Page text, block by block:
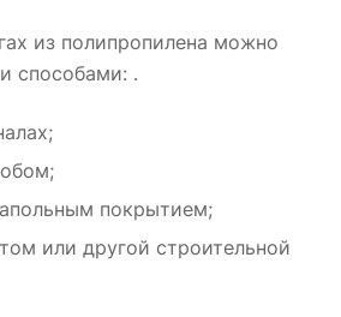
из полипропилена можно
способами: .
покрытием;
или другой строительной